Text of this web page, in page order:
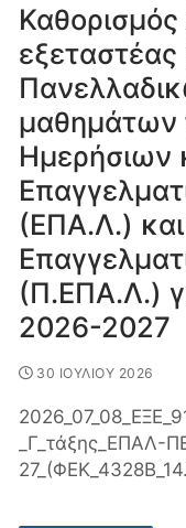
μαθημάτων
Ημερήσιων
(ΕΠΑ.Λ.)
(Π.ΕΠΑ.Λ.)
2026-2027
30 ΙΟΥΛΙΟΥ 2026
_Γ_τάξης_ΕΠΑΛ-